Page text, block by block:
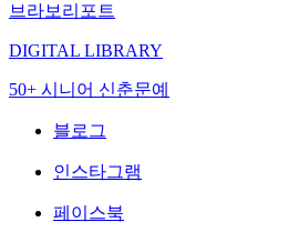
브라보리포트
DIGITAL LIBRARY
50+ 시니어 신춘문예
블로그
인스타그램
페이스북